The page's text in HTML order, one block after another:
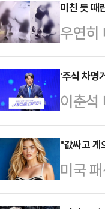
근 '드
인 요
는 이
는 달
리티켄
라고
미친 듯 때
우연히
이유에
서 전
긴 폐
씨와
친 뒤
앉은 A
있다.
'주식 차명
이춘석
커지자
이 잠
경찰을
에 나
"값싸고
미국
일고